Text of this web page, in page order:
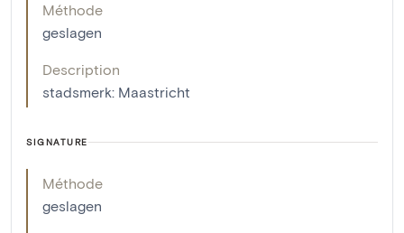
Méthode
geslagen
Description
stadsmerk: Maastricht
SIGNATURE
Méthode
geslagen